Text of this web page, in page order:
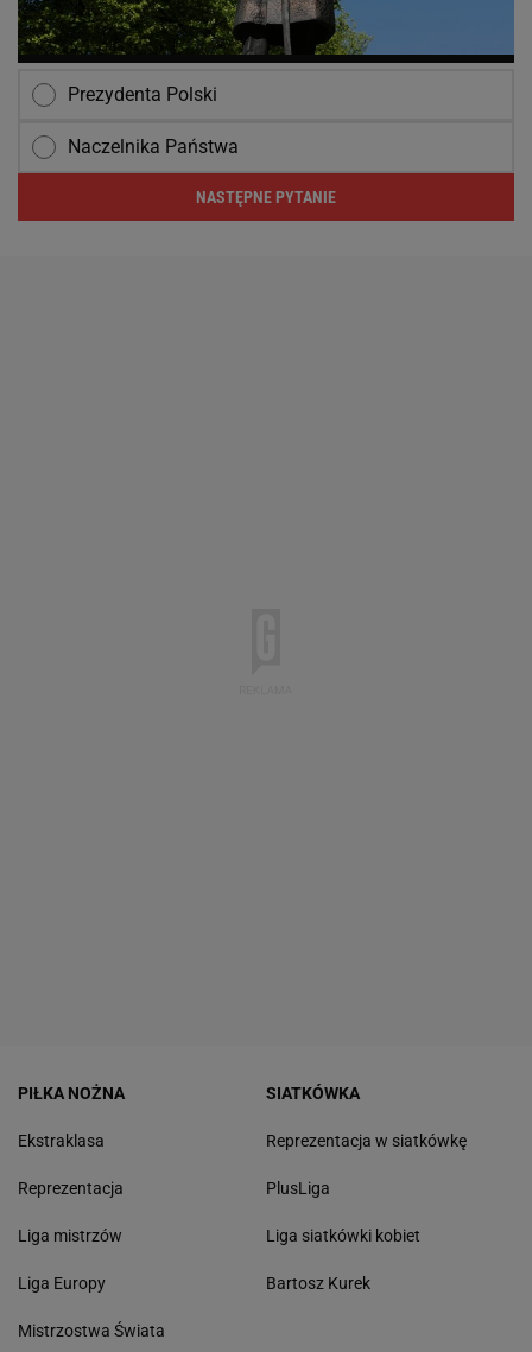
Prezydenta Polski
Naczelnika Państwa
NASTĘPNE PYTANIE
PIŁKA NOŻNA
Ekstraklasa
Reprezentacja
Liga mistrzów
Liga Europy
Mistrzostwa Świata
SIATKÓWKA
Reprezentacja w siatkówkę
PlusLiga
Liga siatkówki kobiet
Bartosz Kurek